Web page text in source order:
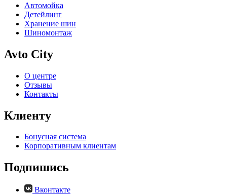
Автомойка
Детейлинг
Хранение шин
Шиномонтаж
Avto City
О центре
Отзывы
Контакты
Клиенту
Бонусная система
Корпоративным клиентам
Подпишись
Вконтакте